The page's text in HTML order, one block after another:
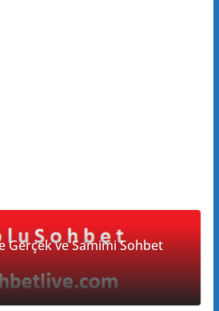
Gerçek ve Samimi Sohbet